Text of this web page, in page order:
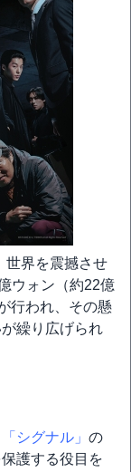
世界を震撼させ
ウォン（約22億
行われ、その懸
繰り広げられ
「シグナル」 の
護する役目を